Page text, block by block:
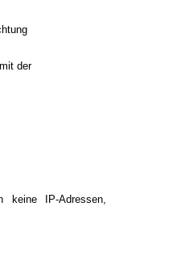
der
keine IP-Adressen,